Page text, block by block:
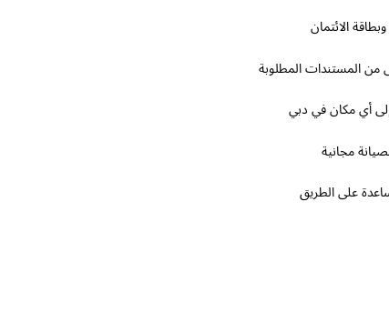
الائتمان
من المستندات المطلوبة
أي مكان في دبي
مجانية